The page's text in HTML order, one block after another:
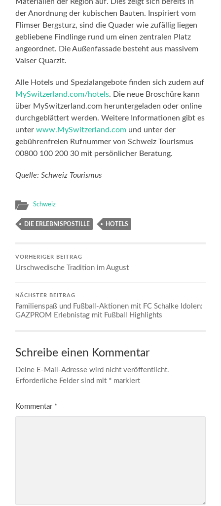
der Anordnung der kubischen Bauten. Inspiriert vom
Flimser Bergsturz, sind die Quader wie zufällig liegen
gebliebene Findlinge rund um einen zentralen Platz
angeordnet. Die Außenfassade besteht aus massivem
Valser Quarzit.
Alle Hotels und Spezialangebote finden sich zudem auf
MySwitzerland.com/hotels. Die neue Broschüre kann
über MySwitzerland.com heruntergeladen oder online
durchgeblättert werden. Weitere Informationen gibt es
unterwww.MySwitzerland.com und unter der
gebührenfreien Rufnummer von Schweiz Tourismus
00800 100 200 30 mit persönlicher Beratung.
Quelle: Schweiz Tourismus
Schweiz
DIE ERLEBNISPOSTILLE HOTELS
VORHERIGER BEITRAG
Urschwedische Tradition im August
NÄCHSTER BEITRAG
Familienspaß und Fußball-Aktionen mit FC Schalke Idolen:
GAZPROM Erlebnistag mit Fußball Highlights
Schreibe einen Kommentar
Deine E-Mail-Adresse wird nicht veröffentlicht.
Erforderliche Felder sind mit * markiert
Kommentar *